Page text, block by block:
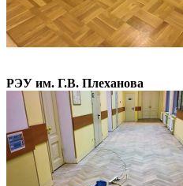
РЭУ им. Г.В. Плеханова